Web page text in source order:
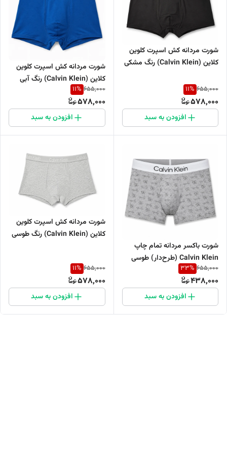
شورت مردانه کش اسپرت کلوین
کلاین (Calvin Klein) رنگ مشکی
655,000
11%
578,000
افزودن به سبد
شورت مردانه کش اسپرت کلوین
کلاین (Calvin Klein) رنگ آبی
655,000
11%
578,000
افزودن به سبد
شورت باکسر مردانه تمام چاپ
Calvin Klein (طرح‌دار) طوسی
655,000
33%
438,000
افزودن به سبد
شورت مردانه کش اسپرت کلوین
کلاین (Calvin Klein) رنگ طوسی
655,000
11%
578,000
افزودن به سبد